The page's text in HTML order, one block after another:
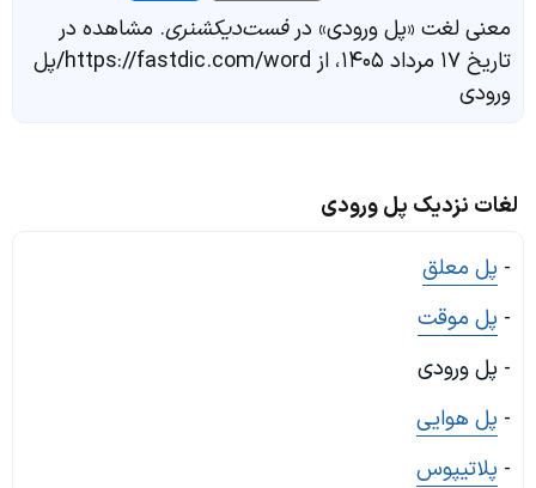
معنی لغت «پل ورودی» درفست‌دیکشنری. مشاهده در
تاریخ ۱۷ مرداد ۱۴۰۵، از https://fastdic.com/word/پل
ورودی
لغات نزدیک پل ورودی
- پل معلق
- پل موقت
- پل ورودی
- پل هوایی
- پلاتیپوس